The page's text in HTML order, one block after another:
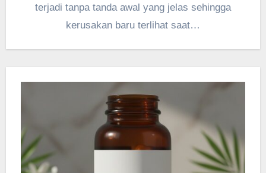
terjadi tanpa tanda awal yang jelas sehingga
kerusakan baru terlihat saat…